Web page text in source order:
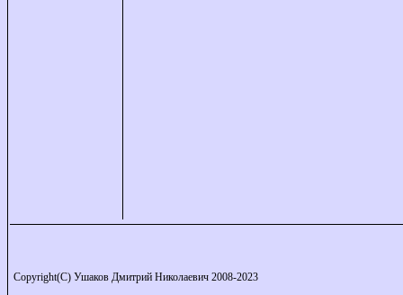
Copyright(C) Ушаков Дмитрий Николаевич 2008-2023